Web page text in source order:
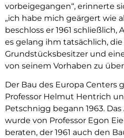
vorbeigegangen“, erinnerte
„ich habe mich geärgert wie
beschloss er 1961 schließlich,
es gelang ihm tatsächlich,
Grundstücksbesitzer und
von seinem Vorhaben zu
Der Bau des Europa Centers
Professor Helmut Hentrich
Petschnigg begann 1963.
wurde von Professor Egon
beraten, der 1961 auch den